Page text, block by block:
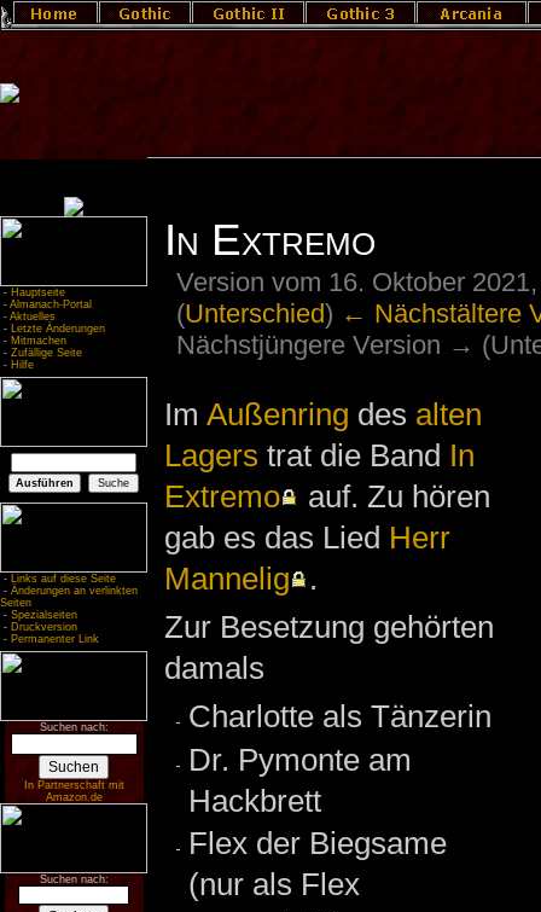
- Hauptseite
- Almanach-Portal
- Aktuelles
- Letzte Änderungen
- Mitmachen
- Zufällige Seite
- Hilfe
- Links auf diese Seite
- Änderungen an verlinkten
Seiten
- Spezialseiten
- Druckversion
- Permanenter Link
Suchen nach:
In Partnerschaft mit
Amazon.de
Suchen nach:
In Extremo
Version vom 16. Oktober
(Unterschied) ← Nächstältere
Nächstjüngere Version →
Im Außenring des alten
Lagers trat die Band In
Extremo
auf. Zu hören
gab es das Lied Herr
Mannelig
.
Zur Besetzung gehörten
damals
Charlotte als Tänzerin
Dr. Pymonte am
Hackbrett
Flex der Biegsame
(nur als Flex